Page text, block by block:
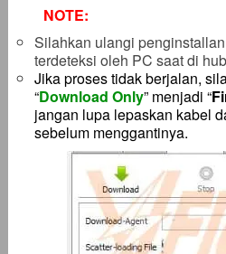
NOTE:
Silahkan ulangi
terdeteksi oleh PC saat di
Jika proses tidak berjalan,
“Download Only” menjadi “
jangan lupa lepaskan kabel
sebelum menggantinya.